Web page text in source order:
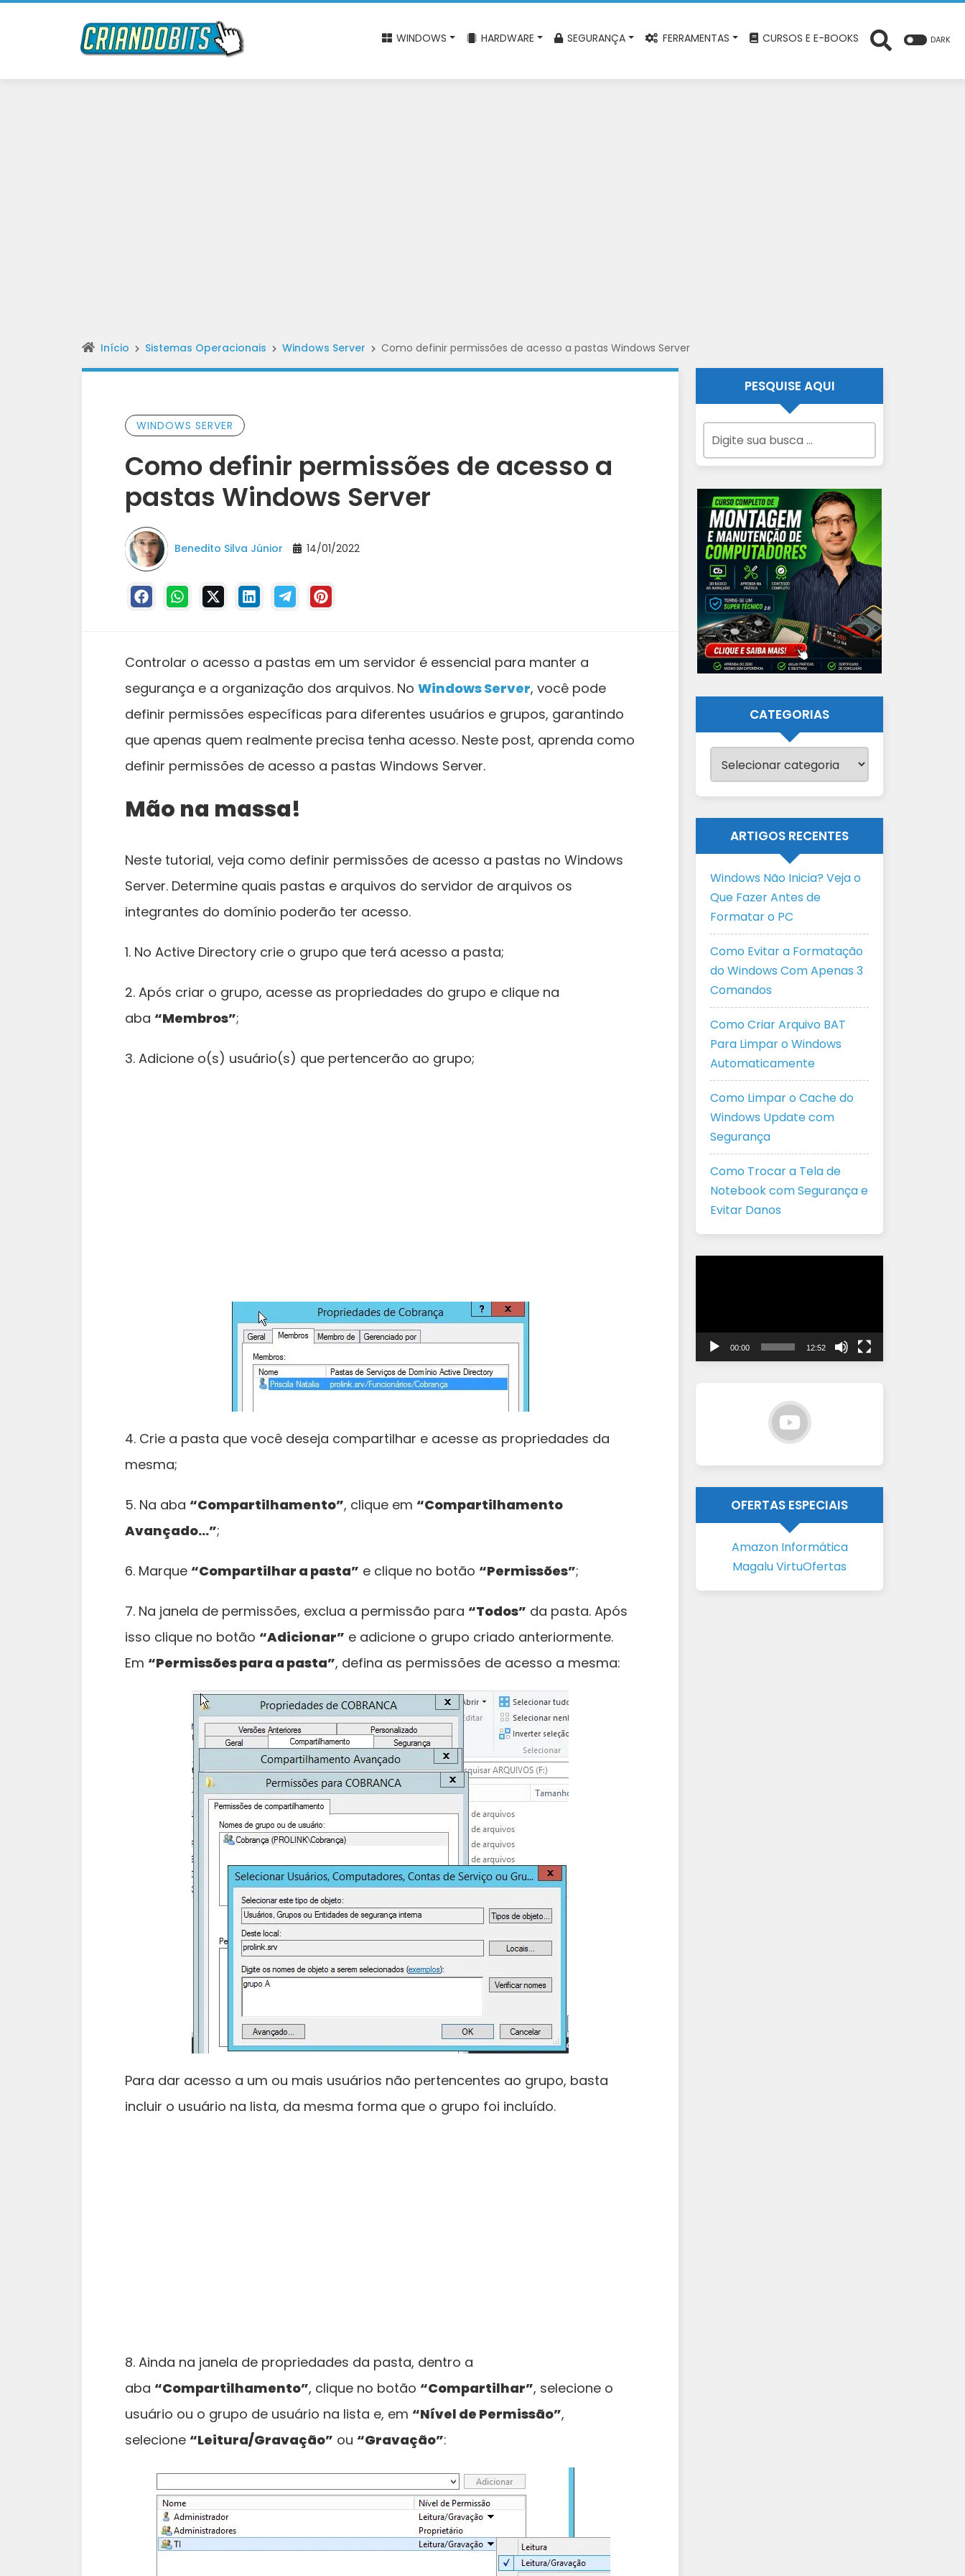
WINDOWS HARDWARE SEGURANÇA FERRAMENTAS CURSOS E E-BOOKS DARK
Início Sistemas Operacionais Windows Server Como definir permissões de acesso a pastas Windows Server
WINDOWS SERVER
Como definir permissões de acesso a
pastas Windows Server
Benedito Silva Júnior 14/01/2022
Controlar o acesso a pastas em um servidor é essencial para manter a
segurança e a organização dos arquivos. No Windows Server, você pode
definir permissões específicas para diferentes usuários e grupos, garantindo
que apenas quem realmente precisa tenha acesso. Neste post, aprenda como
definir permissões de acesso a pastas Windows Server.
Mão na massa!
Neste tutorial, veja como definir permissões de acesso a pastas no Windows
Server. Determine quais pastas e arquivos do servidor de arquivos os
integrantes do domínio poderão ter acesso.
1. No Active Directory crie o grupo que terá acesso a pasta;
2. Após criar o grupo, acesse as propriedades do grupo e clique na
aba “Membros”;
3. Adicione o(s) usuário(s) que pertencerão ao grupo;
4. Crie a pasta que você deseja compartilhar e acesse as propriedades da
mesma;
5. Na aba “Compartilhamento”, clique em “Compartilhamento
Avançado…”;
6. Marque “Compartilhar a pasta” e clique no botão “Permissões”;
7. Na janela de permissões, exclua a permissão para “Todos” da pasta. Após
isso clique no botão “Adicionar” e adicione o grupo criado anteriormente.
Em “Permissões para a pasta”, defina as permissões de acesso a mesma:
Para dar acesso a um ou mais usuários não pertencentes ao grupo, basta
incluir o usuário na lista, da mesma forma que o grupo foi incluído.
8. Ainda na janela de propriedades da pasta, dentro a
aba “Compartilhamento”, clique no botão “Compartilhar”, selecione o
usuário ou o grupo de usuário na lista e, em “Nível de Permissão”,
selecione “Leitura/Gravação” ou “Gravação”:
PESQUISE AQUI
CATEGORIAS
ARTIGOS RECENTES
Windows Não Inicia? Veja o
Que Fazer Antes de
Formatar o PC
Como Evitar a Formatação
do Windows Com Apenas 3
Comandos
Como Criar Arquivo BAT
Para Limpar o Windows
Automaticamente
Como Limpar o Cache do
Windows Update com
Segurança
Como Trocar a Tela de
Notebook com Segurança e
Evitar Danos
00:00 12:52
OFERTAS ESPECIAIS
Amazon Informática
Magalu VirtuOfertas